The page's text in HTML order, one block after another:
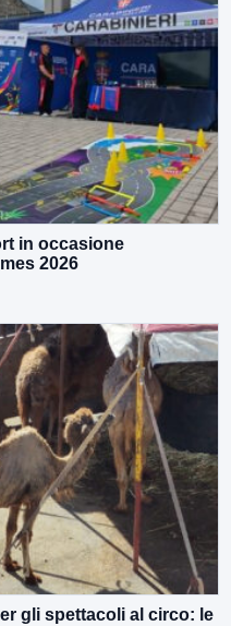
in occasione
2026
gli spettacoli al circo: le